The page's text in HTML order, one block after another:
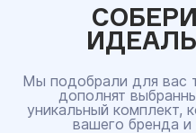
Мы подобрали для вас
дополнят
уникальный комплект,
вашего бренда